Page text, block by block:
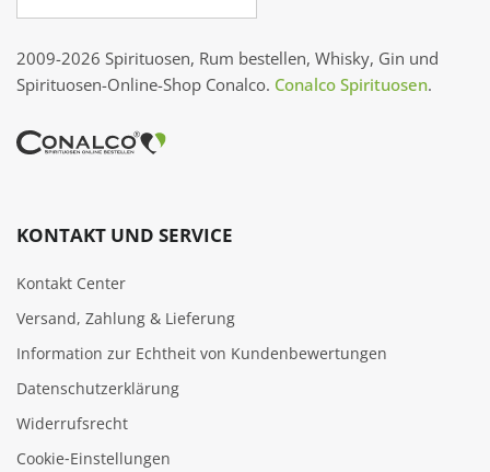
2009-2026 Spirituosen, Rum bestellen, Whisky, Gin und
Spirituosen-Online-Shop Conalco. Conalco Spirituosen.
KONTAKT UND SERVICE
Kontakt Center
Versand, Zahlung & Lieferung
Information zur Echtheit von Kundenbewertungen
Datenschutzerklärung
Widerrufsrecht
Cookie‑Einstellungen